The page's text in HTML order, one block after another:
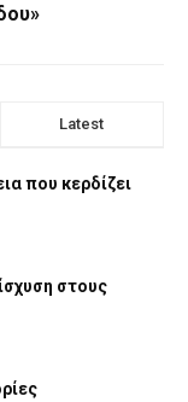
Latest
που κερδίζει
στους